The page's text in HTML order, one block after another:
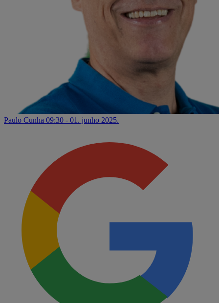
Paulo Cunha 09:30 - 01. junho 2025.